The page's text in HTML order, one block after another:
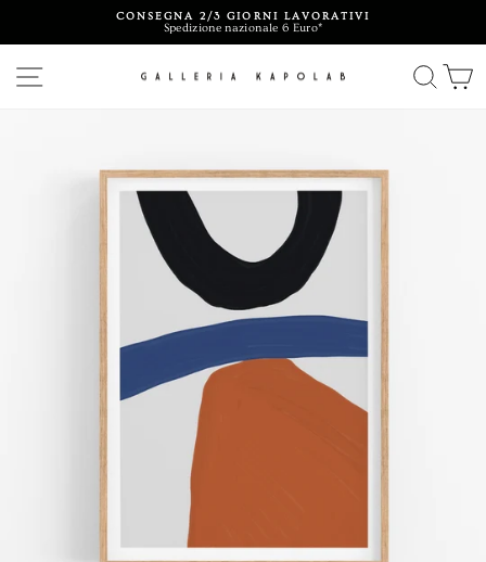
contenuti
Metti
presentazione
CONSEGNA 2/3 GIORNI LAVORATIVI
Spedizione nazionale 6 Euro*